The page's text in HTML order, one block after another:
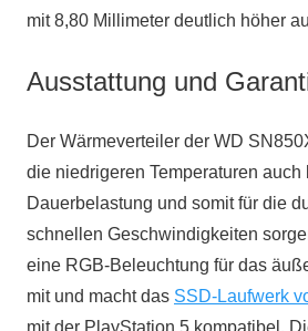
mit 8,80 Millimeter deutlich höher
Ausstattung und
Der Wärmeverteiler der WD
die niedrigeren Temperaturen auch
Dauerbelastung und somit für die
schnellen Geschwindigkeiten
eine RGB-Beleuchtung für das
mit und macht das SSD-Laufwerk
mit der PlayStation 5 kompatibel.